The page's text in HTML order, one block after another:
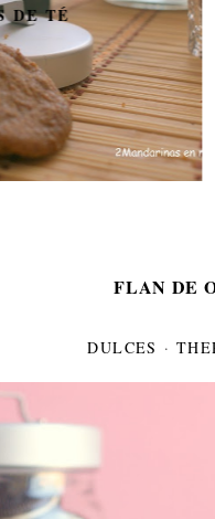
FLAN DE
DULCES ·